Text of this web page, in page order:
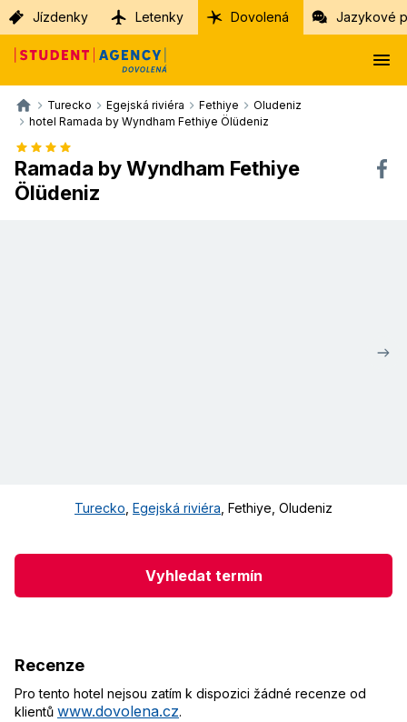
Jízdenky Letenky Dovolená Jazykové
Turecko Egejská riviéra Fethiye
Oludeniz
hotel Ramada by Wyndham Fethiye Ölüdeniz
Ramada by Wyndham Fethiye
Ölüdeniz
Turecko Egejská riviéra Fethiye Oludeniz
Vyhledat termín
Recenze
Pro tento hotel nejsou zatím k dispozici žádné recenze od
klientů www.dovolena.cz.